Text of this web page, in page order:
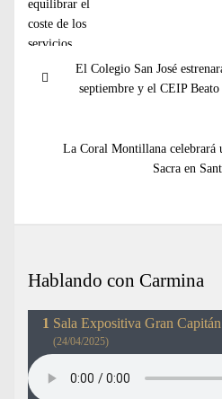
de
Entrada
anterior:
El Colegio San José
septiembre y el CEIP
Entrada
La Coral Montillana celebrará
Sacra en
Hablando con Carmina
Sala Expositiva Gran Capitán
(24/04/2025)